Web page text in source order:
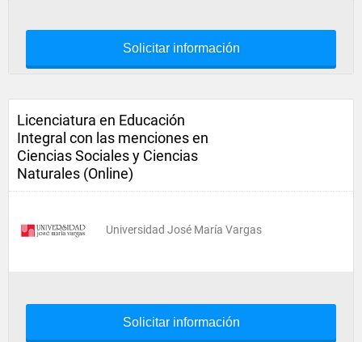
Solicitar información
Licenciatura en Educación
Integral con las menciones en
Ciencias Sociales y Ciencias
Naturales (Online)
Universidad José María Vargas
Solicitar información